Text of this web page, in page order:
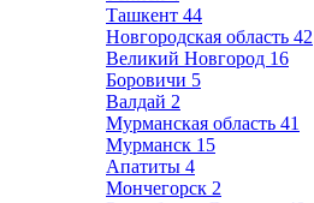
Ташкент 44
Новгородская область 42
Великий Новгород 16
Боровичи 5
Валдай 2
Мурманская область 41
Мурманск 15
Апатиты 4
Мончегорск 2